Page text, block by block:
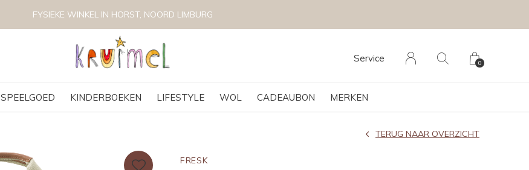
SPEELGOED KINDERBOEKEN LIFESTYLE WOL CADEAUBON MERKEN
Service 0
FYSIEKE WINKEL IN HORST, NOORD LIMBURG
FRESK
TERUG NAAR OVERZICHT